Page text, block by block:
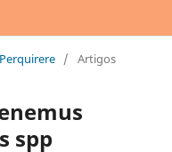
/ Artigos
spp